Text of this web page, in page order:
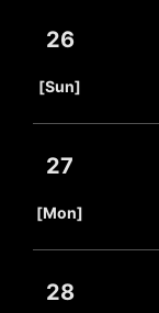
26
[Sun]
27
[Mon]
28